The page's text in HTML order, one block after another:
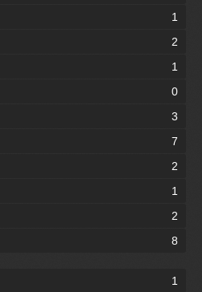
1
2
1
0
3
7
2
1
2
8
1